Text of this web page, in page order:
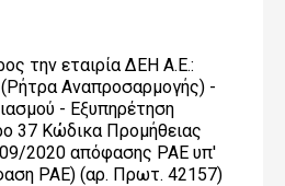
την εταιρία ΔΕΗ Α.Ε.:
(Ρήτρα Αναπροσαρμογής) -
- Εξυπηρέτηση
37 Κώδικα Προμήθειας
2020 απόφασης ΡΑΕ υπ'
ΡΑΕ) (αρ. Πρωτ. 42157)